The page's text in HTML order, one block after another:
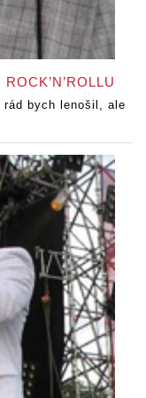
rád bych lenošil, ale